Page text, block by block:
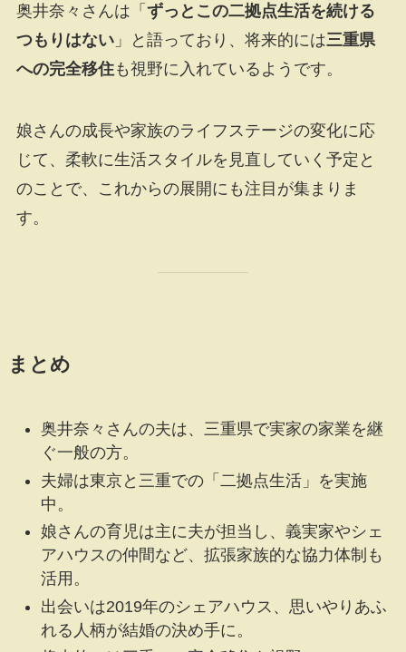
奥井奈々さんは「 ずっとこの二拠点生活を続ける
つもりはない」と語っており、将来的には三重県
への完全移住も視野に入れているようです。
娘さんの成長や家族のライフステージの変化に応
じて、柔軟に生活スタイルを見直していく予定と
のことで、これからの展開にも注目が集まりま
す。
まとめ
奥井奈々さんの夫は、三重県で実家の家業を継
ぐ一般の方。
夫婦は東京と三重での「二拠点生活」を実施
中。
娘さんの育児は主に夫が担当し、義実家やシェ
アハウスの仲間など、拡張家族的な協力体制も
活用。
出会いは2019年のシェアハウス、思いやりあふ
れる人柄が結婚の決め手に。